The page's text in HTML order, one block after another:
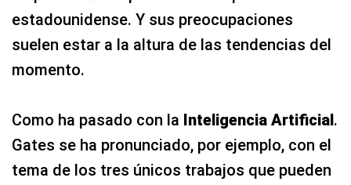
estadounidense. Y sus preocupaciones
suelen estar a la altura de las tendencias del
momento.
Como ha pasado con la Inteligencia Artificial.
Gates se ha pronunciado, por ejemplo, con el
tema de los tres únicos trabajos que pueden